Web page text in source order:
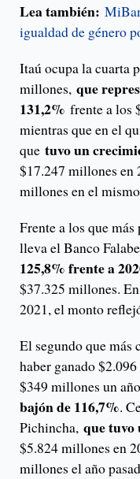
Lea también:
igualdad de género
Itaú ocupa la cuarta
millones, que
131,2% frente a los
mientras que en el
que tuvo un
$17.247 millones en
millones en el
Frente a los que
lleva el Banco
125,8% frente a
$37.325 millones.
2021, el monto
El segundo que más
haber ganado
$349 millones un
bajón de 116,7%.
Pichincha, que tuvo
$5.824 millones en
millones el año